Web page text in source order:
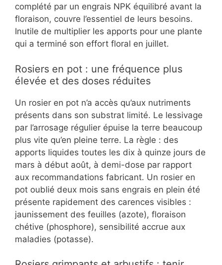
complété par un engrais NPK équilibré avant la
floraison, couvre l’essentiel de leurs besoins.
Inutile de multiplier les apports pour une plante
qui a terminé son effort floral en juillet.
Rosiers en pot : une fréquence plus
élevée et des doses réduites
Un rosier en pot n’a accès qu’aux nutriments
présents dans son substrat limité. Le lessivage
par l’arrosage régulier épuise la terre beaucoup
plus vite qu’en pleine terre. La règle : des
apports liquides toutes les dix à quinze jours de
mars à début août, à demi-dose par rapport
aux recommandations fabricant. Un rosier en
pot oublié deux mois sans engrais en plein été
présente rapidement des carences visibles :
jaunissement des feuilles (azote), floraison
chétive (phosphore), sensibilité accrue aux
maladies (potasse).